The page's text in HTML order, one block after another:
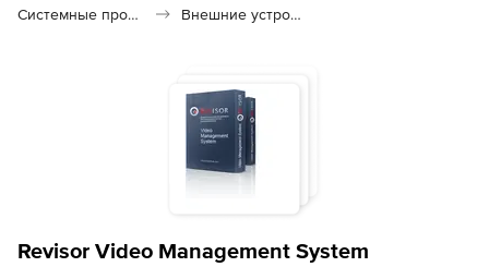
Системные программы Внешние устройства
Revisor Video Management System